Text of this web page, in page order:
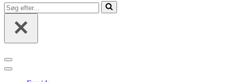
Søg
efter...
Navigation
menu
Navigation